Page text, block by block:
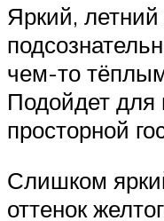
Яркий,
чем-то
Подойдет для
просторной
Слишком
оттенок